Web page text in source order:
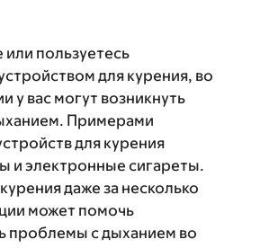
или пользуетесь
для курения, во
у вас могут возникнуть
Примерами
для курения
и электронные сигареты.
даже за несколько
может помочь
проблемы с дыханием во